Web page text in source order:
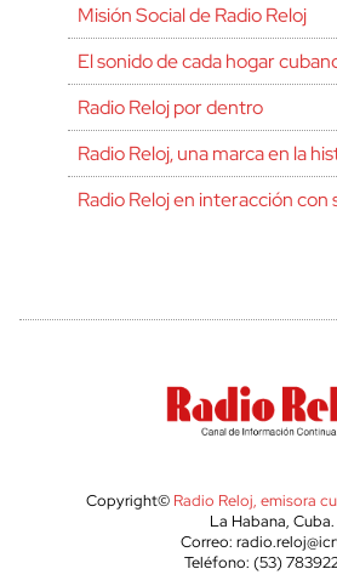
Misión Social de Radio Reloj
El sonido de cada hogar
Radio Reloj por dentro
Radio Reloj, una marca en la
Radio Reloj en interacción con
Copyright© Radio Reloj, emisora
La Habana, Cuba.
Correo:
Teléfono: (53)